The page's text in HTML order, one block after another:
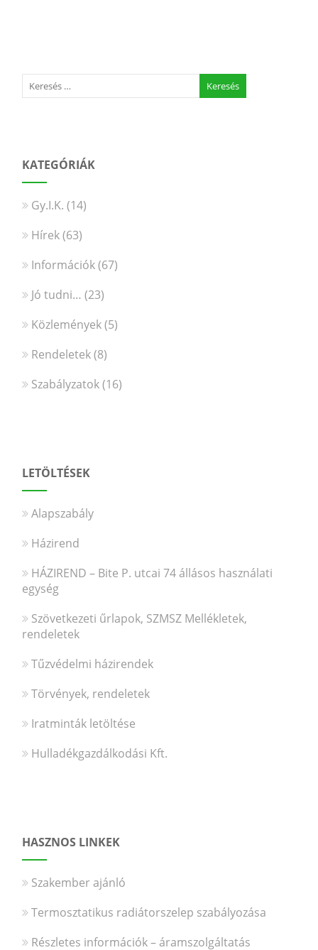
KATEGÓRIÁK
Gy.I.K. (14)
Hírek(63)
Információk(67)
Jó tudni… (23)
Közlemények(5)
Rendeletek(8)
Szabályzatok(16)
LETÖLTÉSEK
Alapszabály
Házirend
HÁZIREND – Bite P. utcai 74 állásos használati
egység
Szövetkezeti űrlapok, SZMSZ Mellékletek,
rendeletek
Tűzvédelmi házirendek
Törvények, rendeletek
Iratminták letöltése
Hulladékgazdálkodási Kft.
HASZNOS LINKEK
Szakember ajánló
Termosztatikus radiátorszelep szabályozása
Részletes információk – áramszolgáltatás